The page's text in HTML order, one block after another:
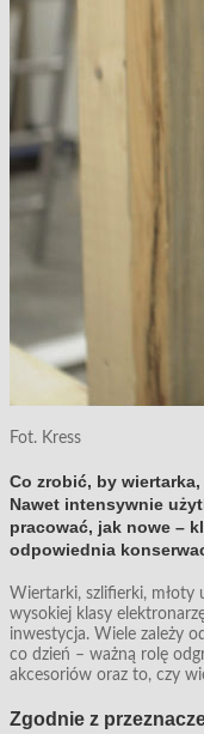
Fot. Kress
Co zrobić, by wiertarka,
Nawet intensywnie
pracować, jak nowe –
odpowiednia
Wiertarki, szlifierki, młoty
wysokiej klasy
inwestycja. Wiele zależy
co dzień – ważną rolę
akcesoriów oraz to, czy
Zgodnie z